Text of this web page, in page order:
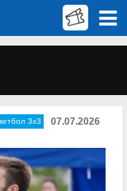
3х3 07.07.2026